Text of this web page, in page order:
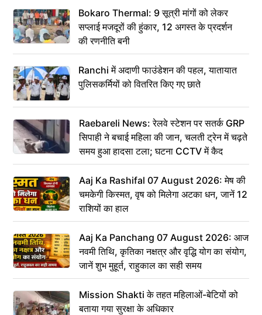
Bokaro Thermal: 9 सूत्री मांगों को लेकर
सप्लाई मजदूरों की हुंकार, 12 अगस्त के प्रदर्शन
की रणनीति बनी
Ranchi में अदाणी फाउंडेशन की पहल, यातायात
पुलिसकर्मियों को वितरित किए गए छाते
Raebareli News: रेलवे स्टेशन पर सतर्क GRP
सिपाही ने बचाई महिला की जान, चलती ट्रेन में चढ़ते
समय हुआ हादसा टला; घटना CCTV में कैद
Aaj Ka Rashifal 07 August 2026: मेष की
चमकेगी किस्मत, वृष को मिलेगा अटका धन, जानें 12
राशियों का हाल
Aaj Ka Panchang 07 August 2026: आज
नवमी तिथि, कृतिका नक्षत्र और वृद्धि योग का संयोग,
जानें शुभ मुहूर्त, राहुकाल का सही समय
Mission Shakti के तहत महिलाओं-बेटियों को
बताया गया सुरक्षा के अधिकार